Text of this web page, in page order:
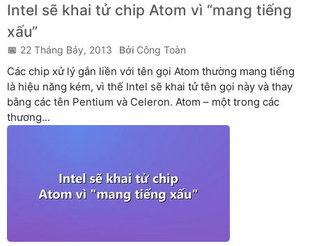
Intel sẽ khai tử chip Atom vì “mang tiếng
xấu”
22 Tháng Bảy, 2013 Công Toàn
Các chip xử lý gắn liền với tên gọi Atom thường mang tiếng
là hiệu năng kém, vì thế Intel sẽ khai tử tên gọi này và thay
bằng các tên Pentium và Celeron. Atom – một trong các
thương...